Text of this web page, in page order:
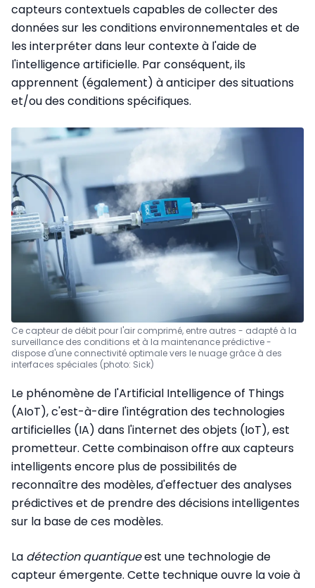
capteurs contextuels capables de collecter des
données sur les conditions environnementales et de
les interpréter dans leur contexte à l'aide de
l'intelligence artificielle. Par conséquent, ils
apprennent (également) à anticiper des situations
et/ou des conditions spécifiques.
Ce capteur de débit pour l'air comprimé, entre autres - adapté à la
surveillance des conditions et à la maintenance prédictive -
dispose d'une connectivité optimale vers le nuage grâce à des
interfaces spéciales (photo: Sick)
Le phénomène de l'Artificial Intelligence of Things
(AIoT), c'est-à-dire l'intégration des technologies
artificielles (IA) dans l'internet des objets (IoT), est
prometteur. Cette combinaison offre aux capteurs
intelligents encore plus de possibilités de
reconnaître des modèles, d'effectuer des analyses
prédictives et de prendre des décisions intelligentes
sur la base de ces modèles.
La détection quantiqueest une technologie de
capteur émergente. Cette technique ouvre la voie à